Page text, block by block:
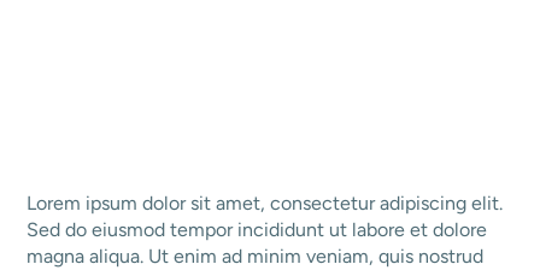
Lorem ipsum dolor sit amet, consectetur adipiscing elit.
Sed do eiusmod tempor incididunt ut labore et dolore
magna aliqua. Ut enim ad minim veniam, quis nostrud